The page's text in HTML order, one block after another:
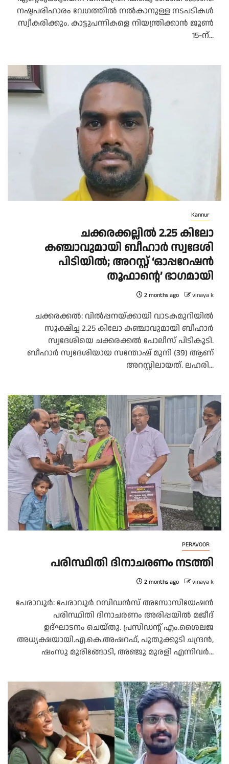
നഷ്ടപരിഹാരം വേഗത്തിൽ നൽകാനുള്ള നടപടികൾ
സ്വീകരിക്കും. കാട്ടുപന്നികളെ നിയന്ത്രിക്കാൻ ജൂൺ
15-ന്...
Kannur
ചക്കരക്കല്ലിൽ 2.25 കിലോ
കഞ്ചാവുമായി ബീഹാർ സ്വദേശി
പിടിയിൽ; അറസ്റ്റ് ‘ഓപ്പറേഷൻ
തൂഫാന്റെ’ ഭാഗമായി
2 months ago vinaya k
ചക്കരക്കൽ: വിൽപ്പനയ്ക്കായി വാടകമുറിയിൽ
സൂക്ഷിച്ച 2.25 കിലോ കഞ്ചാവുമായി ബീഹാർ
സ്വദേശിയെ ചക്കരക്കൽ പോലീസ് പിടികൂടി.
ബീഹാർ സ്വദേശിയായ സന്തോഷ് മുനി (39) ആണ്
അറസ്റ്റിലായത്. ലഹരി...
PERAVOOR
പരിസ്ഥിതി ദിനാചരണം നടത്തി
2 months ago vinaya k
പേരാവൂർ: പേരാവൂർ റസിഡൻസ് അസോസിയേഷൻ
പരിസ്ഥിതി ദിനാചരണം അരിപ്പയിൽ മജീദ്
ഉദ്ഘാടനം ചെയ്തു. പ്രസിഡന്റ് എം.ശൈലജ
അധ്യക്ഷയായി.എ.കെ.അഷറഫ്, പുതുക്കുടി ചന്ദ്രൻ,
ഷംസു മുരിങ്ങോടി, അഞ്ജു മുരളി എന്നിവർ...